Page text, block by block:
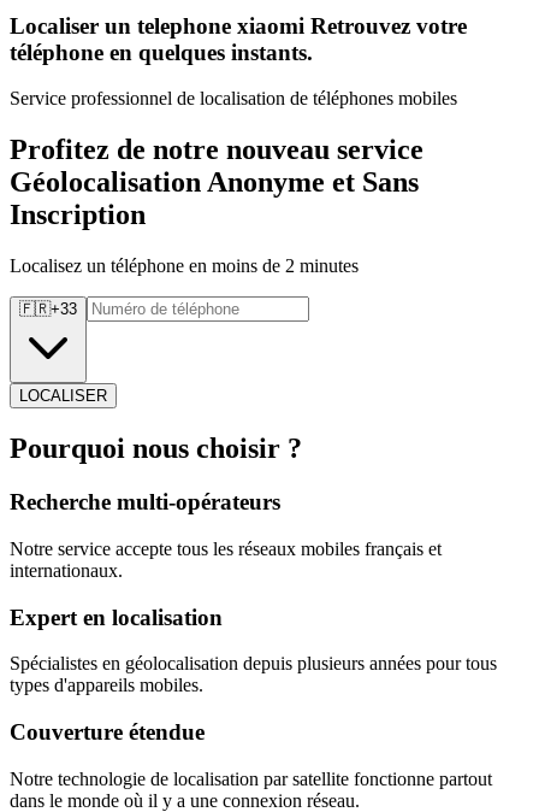
Localiser un telephone xiaomi Retrouvez votre
téléphone en quelques instants.
Service professionnel de localisation de téléphones mobiles
Profitez de notre nouveau service
Géolocalisation Anonyme et Sans
Inscription
Localisez un téléphone en moins de 2 minutes
🇫🇷+33
LOCALISER
Pourquoi nous choisir ?
Recherche multi-opérateurs
Notre service accepte tous les réseaux mobiles français et
internationaux.
Expert en localisation
Spécialistes en géolocalisation depuis plusieurs années pour tous
types d'appareils mobiles.
Couverture étendue
Notre technologie de localisation par satellite fonctionne partout
dans le monde où il y a une connexion réseau.